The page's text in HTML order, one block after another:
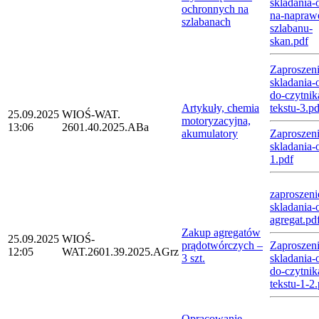
ochronnych na
szlabanach
na-
szlabanu-
skan.pdf
25.09.2025
13:06
WIOŚ-WAT.
2601.40.2025.ABa
Artykuły, chemia
motoryzacyjna,
akumulatory
skladania-
do-
tekstu-
skladania-
1.pdf
25.09.2025
12:05
WIOŚ-
WAT.2601.39.2025.AGrz
Zakup agregatów
prądotwórczych –
3 szt.
skladania-
skladania-
do-
tekstu-1-